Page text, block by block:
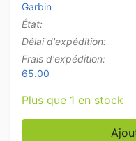
Garbin
État:
Délai d'expédition:
Frais d'expédition:
65.00
Plus que 1 en stock
quantité de Four à